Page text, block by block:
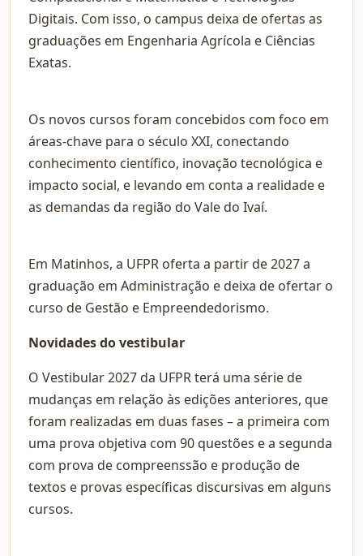
Digitais. Com isso, o campus deixa de ofertas as
graduações em Engenharia Agrícola e Ciências
Exatas.
Os novos cursos foram concebidos com foco em
áreas-chave para o século XXI, conectando
conhecimento científico, inovação tecnológica e
impacto social, e levando em conta a realidade e
as demandas da região do Vale do Ivaí.
Em Matinhos, a UFPR oferta a partir de 2027 a
graduação em Administração e deixa de ofertar o
curso de Gestão e Empreendedorismo.
Novidades do vestibular
O Vestibular 2027 da UFPR terá uma série de
mudanças em relação às edições anteriores, que
foram realizadas em duas fases – a primeira com
uma prova objetiva com 90 questões e a segunda
com prova de compreenssão e produção de
textos e provas específicas discursivas em alguns
cursos.